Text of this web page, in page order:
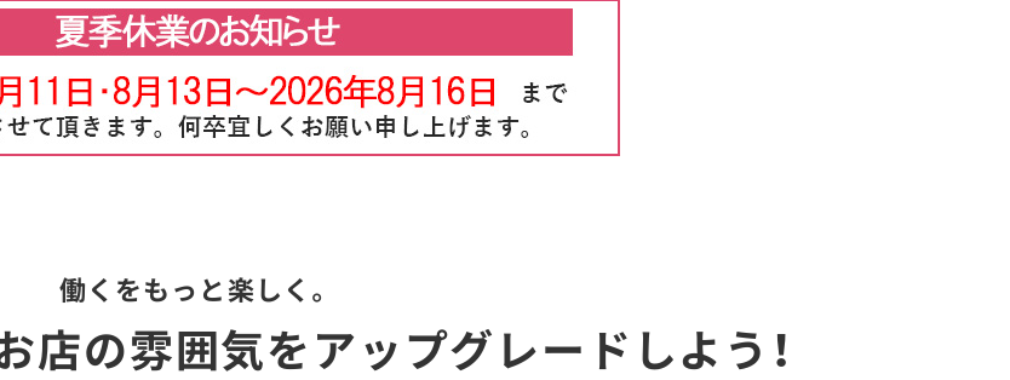
働くをもっと楽しく。
店の雰囲気をアップグレードしよう！